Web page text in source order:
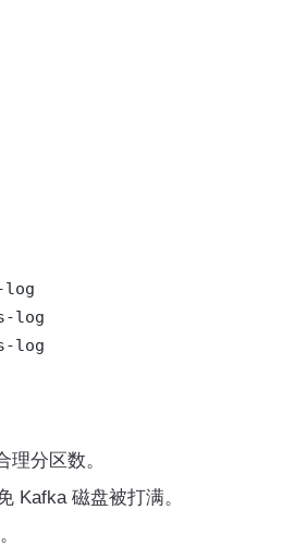
log
log
理分区数。
Kafka 磁盘被打满。